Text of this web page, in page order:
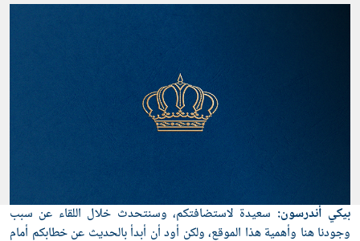
بيكي أندرسون: سعيدة لاستضافتكم، وسنتحدث خلال اللقاء عن سبب
وجودنا هنا وأهمية هذا الموقع، ولكن أود أن أبدأ بالحديث عن خطابكم أمام